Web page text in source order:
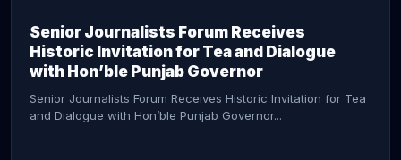
Senior Journalists Forum Receives
Historic Invitation for Tea and Dialogue
with Hon’ble Punjab Governor
Senior Journalists Forum Receives Historic Invitation for Tea
and Dialogue with Hon’ble Punjab Governor...